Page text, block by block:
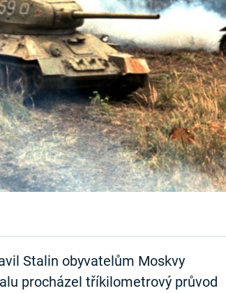
Stalin obyvatelům Moskvy
procházel tříkilometrový průvod